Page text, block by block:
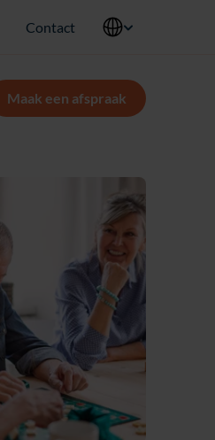
Contact
Maak een afspraak